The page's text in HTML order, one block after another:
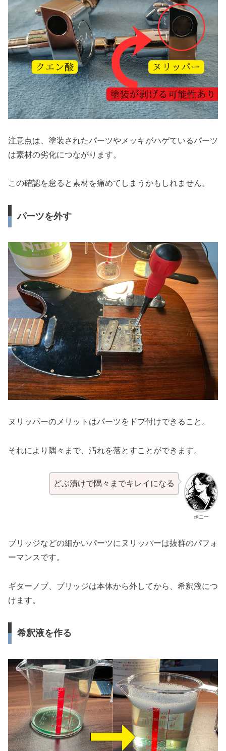
注意点は、塗装されたパーツやメッキがハゲているパーツ
は素材の劣化につながります。
この確認を怠ると素材を痛めてしまうかもしれません。
パーツを外す
ヌリッパーのメリットはパーツをドブ付けできること。
それにより隅々まで、汚れを落とすことができます。
ボニー
どぶ漬けで隅々までキレイになる
ブリッジなどの細かいパーツにヌリッパーは抜群のパフォ
ーマンスです。
ギターノブ、ブリッジは本体から外してから、希釈液につ
けます。
希釈液を作る